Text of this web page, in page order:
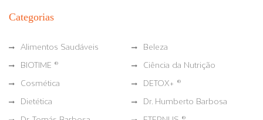
Categorias
Alimentos Saudáveis Beleza
BIOTIME ® Ciência da Nutrição
Cosmética DETOX+ ®
Dietética Dr. Humberto Barbosa